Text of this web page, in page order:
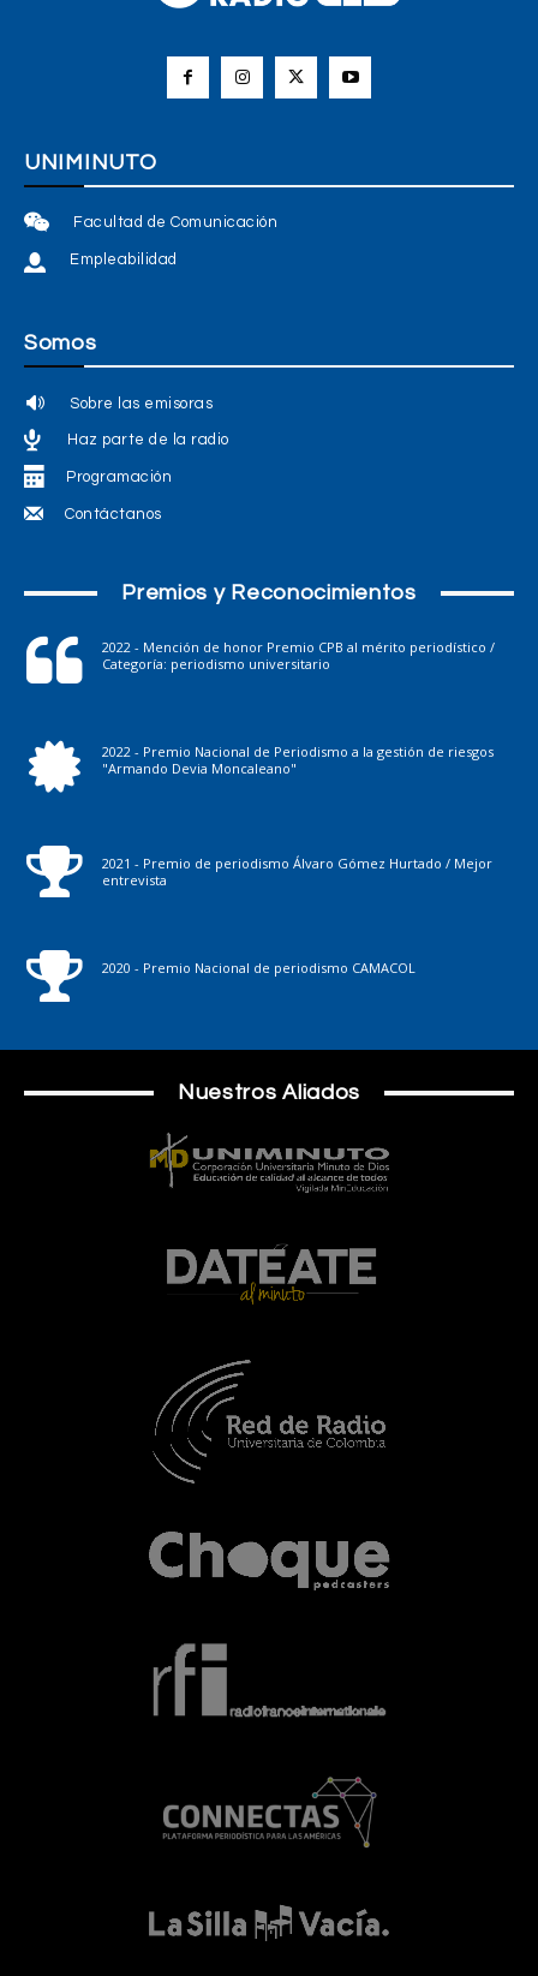
UNIMINUTO
Facultad de Comunicación
Empleabilidad
Somos
Sobre las emisoras
Haz parte de la radio
Programación
Contáctanos
Premios y Reconocimientos
2022 - Mención de honor Premio CPB al mérito periodístico /
Categoría: periodismo universitario
2022 - Premio Nacional de Periodismo a la gestión de riesgos
"Armando Devia Moncaleano"
2021 - Premio de periodismo Álvaro Gómez Hurtado / Mejor
entrevista
2020 - Premio Nacional de periodismo CAMACOL
Nuestros Aliados